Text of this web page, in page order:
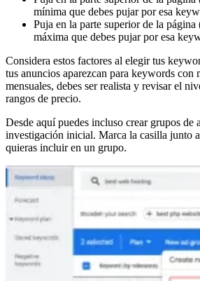
mínima que debes pujar por esa
Puja en la parte superior de la
máxima que debes pujar por esa
Considera estos factores al elegir tus
tus anuncios aparezcan para keywords con
mensuales, debes ser realista y revisar el
rangos de precio.
Desde aquí puedes incluso crear grupos de
investigación inicial. Marca la casilla junto
quieras incluir en un grupo.